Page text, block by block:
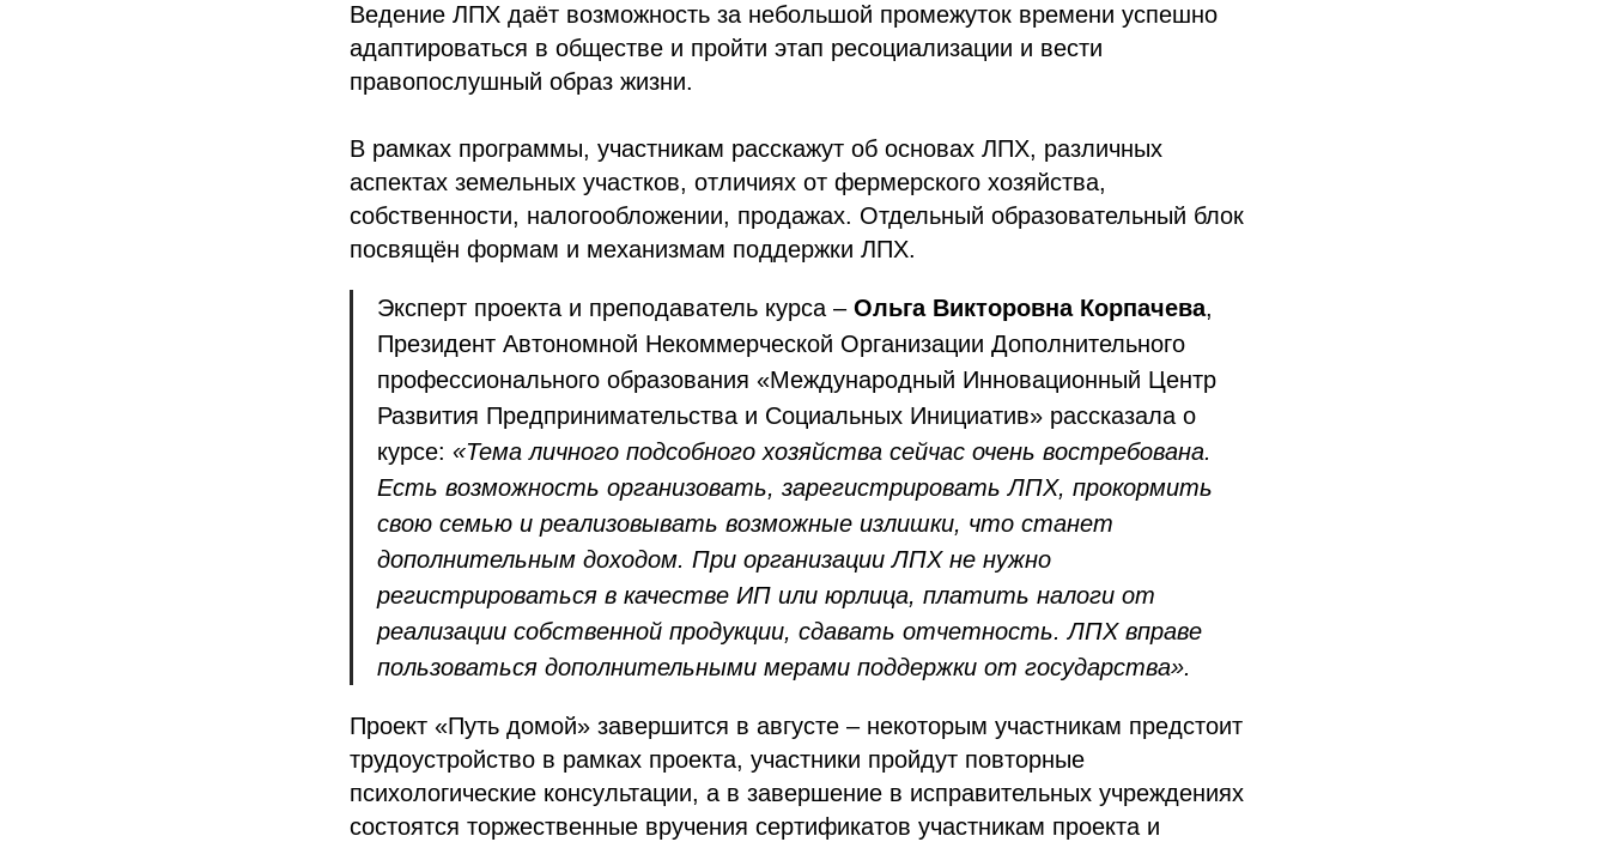
Ведение ЛПХ даёт возможность за небольшой промежуток времени успешно
адаптироваться в обществе и пройти этап ресоциализации и вести
правопослушный образ жизни.
В рамках программы, участникам расскажут об основах ЛПХ, различных
аспектах земельных участков, отличиях от фермерского хозяйства,
собственности, налогообложении, продажах. Отдельный образовательный блок
посвящён формам и механизмам поддержки ЛПХ.
Эксперт проекта и преподаватель курса – Ольга Викторовна Корпачева,
Президент Автономной Некоммерческой Организации Дополнительного
профессионального образования «Международный Инновационный Центр
Развития Предпринимательства и Социальных Инициатив» рассказала о
курсе: «Тема личного подсобного хозяйства сейчас очень востребована.
Есть возможность организовать, зарегистрировать ЛПХ, прокормить
свою семью и реализовывать возможные излишки, что станет
дополнительным доходом. При организации ЛПХ не нужно
регистрироваться в качестве ИП или юрлица, платить налоги от
реализации собственной продукции, сдавать отчетность. ЛПХ вправе
пользоваться дополнительными мерами поддержки от государства».
Проект «Путь домой» завершится в августе – некоторым участникам предстоит
трудоустройство в рамках проекта, участники пройдут повторные
психологические консультации, а в завершение в исправительных учреждениях
состоятся торжественные вручения сертификатов участникам проекта и